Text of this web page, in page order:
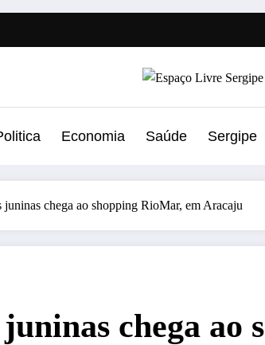
Economia Saúde Sergipe
juninas chega ao shopping RioMar, em Aracaju
chega